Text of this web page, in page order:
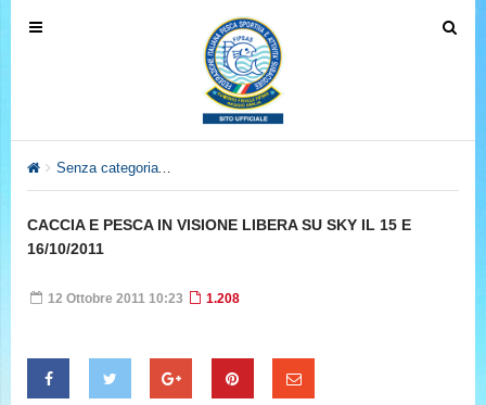
T
v
T
Senza categoria
CACCIA E PESCA IN VISIONE LIBERA SU SKY IL 15 E
16/10/2011
12 Ottobre 2011 10:23 1.208